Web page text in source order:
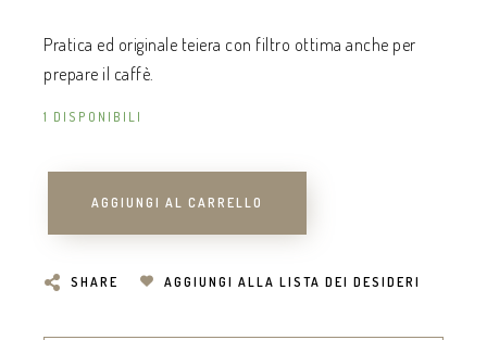
Pratica ed originale teiera con filtro ottima anche per
prepare il caffè.
1 DISPONIBILI
AGGIUNGI AL CARRELLO
SHARE AGGIUNGI ALLA LISTA DEI DESIDERI